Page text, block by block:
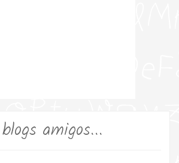
amigos...